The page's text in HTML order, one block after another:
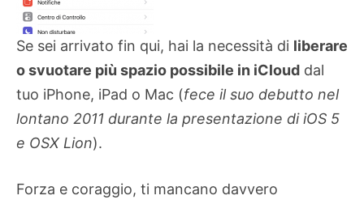
Se sei arrivato fin qui, hai la necessità di liberare
o svuotare più spazio possibile in iCloud dal
tuo iPhone, iPad o Mac (fece il suo debutto nel
lontano 2011 durante la presentazione di iOS 5
e OSX Lion).
Forza e coraggio, ti mancano davvero